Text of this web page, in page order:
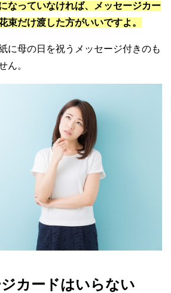
なっていなければ、メッセージカー
束だけ渡した方がいいですよ。
に母の日を祝うメッセージ付きのも
ん。
カードはいらない